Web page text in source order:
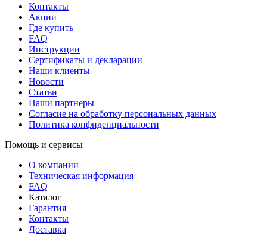
Контакты
Акции
Где купить
FAQ
Инструкции
Сертификаты и декларации
Наши клиенты
Новости
Статьи
Наши партнеры
Согласие на обработку персональных данных
Политика конфиденциальности
Помощь и сервисы
О компании
Техническая информация
FAQ
Каталог
Гарантия
Контакты
Доставка